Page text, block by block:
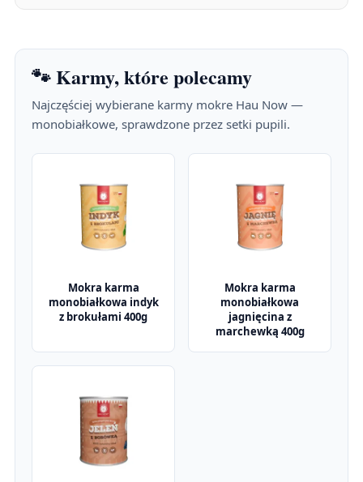
🐾 Karmy, które polecamy
Najczęściej wybierane karmy mokre Hau Now —
monobiałkowe, sprawdzone przez setki pupili.
Mokra karma
monobiałkowa indyk
z brokułami 400g
Mokra karma
monobiałkowa
jagnięcina z
marchewką 400g